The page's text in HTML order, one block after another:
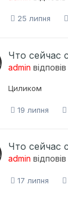
25 липня
Что сейчас
admin відповів
Циликом
19 липня
Что сейчас
admin відповів
17 липня